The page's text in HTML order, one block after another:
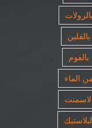
الماء